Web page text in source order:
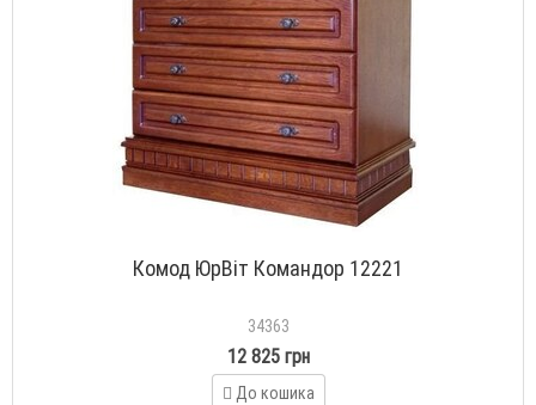
Комод ЮрВіт Командор 12221
34363
12 825 грн
До кошика